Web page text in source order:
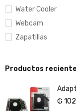
Water Cooler
Webcam
Zapatillas
Productos
₲